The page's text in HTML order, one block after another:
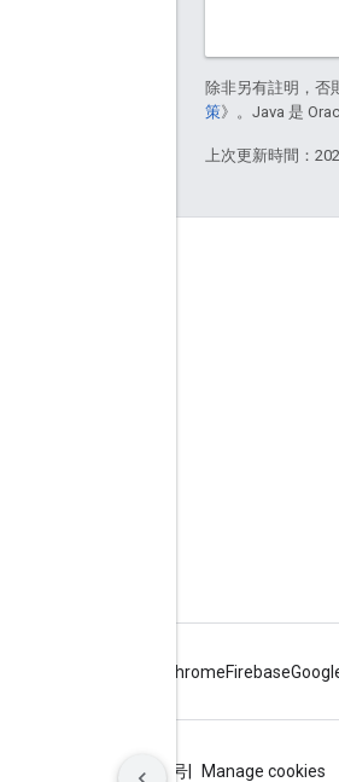
除非另有註明，否
策》。Java 是
上次更新時間：
ChromeFirebase
ICP证合字B2-20070004号 Manage cookies